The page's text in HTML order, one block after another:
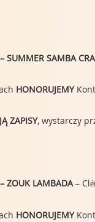
SUMMER SAMBA
HONORUJEMY
ZAPISY, wystarczy
ZOUK LAMBADA–
HONORUJEMY